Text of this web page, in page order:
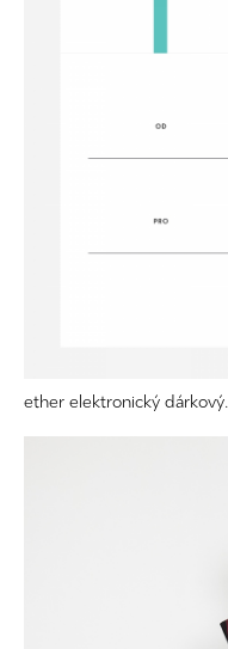
ether elektronický dárkový...